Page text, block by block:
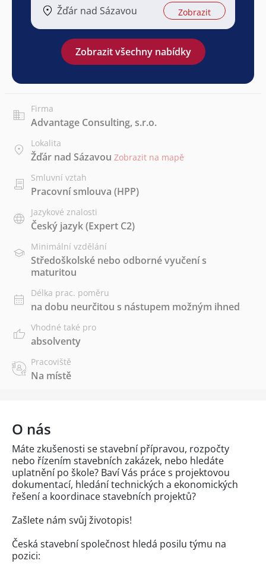
Žďár nad Sázavou Zobrazit
Zobrazit všechny nabídky
Firma
Advantage Consulting, s.r.o.
Lokalita
Žďár nad Sázavou Zobrazit na mapě
Smluvní vztah
Pracovní smlouva (HPP)
Jazykové znalosti
Český jazyk(Expert C2)
Minimální vzdělání
Středoškolské nebo odborné vyučení s
maturitou
Délka prac. poměru
na dobu neurčitou s nástupem možným ihned
Vhodné také pro
absolventy
Pracoviště
Na místě
O nás
Máte zkušenosti se stavební přípravou, rozpočty
nebo řízením stavebních zakázek, nebo hledáte
uplatnění po škole? Baví Vás práce s projektovou
dokumentací, hledání technických a ekonomických
řešení a koordinace stavebních projektů?
Zašlete nám svůj životopis!
Česká stavební společnost hledá posilu týmu na
pozici: